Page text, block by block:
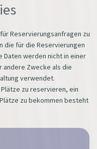
Reservierungsanfragen zu
die für die Reservierungen
werden nicht in einer
andere Zwecke als die
verwendet.
zu reservieren, ein
zu bekommen besteht